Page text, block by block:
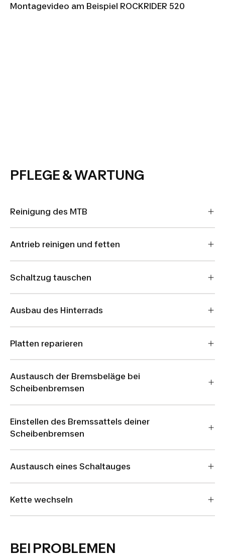
Montagevideo am Beispiel ROCKRIDER 520
PFLEGE & WARTUNG
Reinigung des MTB
Antrieb reinigen und fetten
Schaltzug tauschen
Ausbau des Hinterrads
Platten reparieren
Austausch der Bremsbeläge bei
Scheibenbremsen
Einstellen des Bremssattels deiner
Scheibenbremsen
Austausch eines Schaltauges
Kette wechseln
BEI PROBLEMEN